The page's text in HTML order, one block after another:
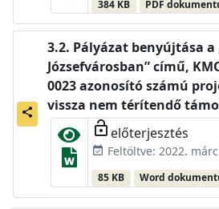
384 KB PDF
share
Pályázat benyújtása a
Józsefvárosban” című,
0023 azonosító számú
vissza nem térítendő
lock_open előterjesztés
event_available Feltöltve: 2022.
85 KB Word